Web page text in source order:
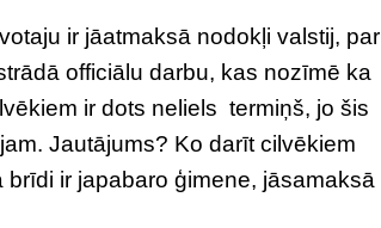
ir jāatmaksā nodokļi valstij, par
officiālu darbu, kas nozīmē ka
ir dots neliels termiņš, jo šis
Jautājums? Ko darīt cilvēkiem
brīdi ir japabaro ģimene, jāsamaksā